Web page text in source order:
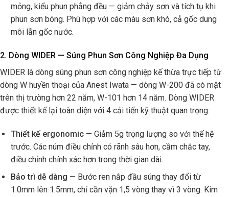
mỏng, kiểu phun phẳng đều — giảm chảy sơn và tích tụ khi
phun sơn bóng. Phù hợp với các màu sơn khó, cả gốc dung
môi lẫn gốc nước.
2. Dòng WIDER — Súng Phun Sơn Công Nghiệp Đa Dụng
WIDER là dòng súng phun sơn công nghiệp kế thừa trực tiếp từ
dòng W huyền thoại của Anest Iwata — dòng W-200 đã có mặt
trên thị trường hơn 22 năm, W-101 hơn 14 năm. Dòng WIDER
được thiết kế lại toàn diện với 4 cải tiến kỹ thuật quan trọng:
Thiết kế ergonomic— Giảm 5g trọng lượng so với thế hệ
trước. Các núm điều chỉnh có rãnh sâu hơn, cầm chắc tay,
điều chỉnh chính xác hơn trong thời gian dài.
Bảo trì dễ dàng — Bước ren nắp đầu súng thay đổi từ
1.0mm lên 1.5mm, chỉ cần vặn 1,5 vòng thay vì 3 vòng. Kim